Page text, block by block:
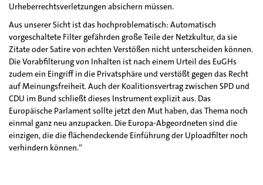
Urheberrechtsverletzungen absichern müssen.
Aus unserer Sicht ist das hochproblematisch: Automatisch
vorgeschaltete Filter gefährden große Teile der Netzkultur, da sie
Zitate oder Satire von echten Verstößen nicht unterscheiden können.
Die Vorabfilterung von Inhalten ist nach einem Urteil des EuGHs
zudem ein Eingriff in die Privatsphäre und verstößt gegen das Recht
auf Meinungsfreiheit. Auch der Koalitionsvertrag zwischen SPD und
CDU im Bund schließt dieses Instrument explizit aus. Das
Europäische Parlament sollte jetzt den Mut haben, das Thema noch
einmal ganz neu anzupacken. Die Europa-Abgeordneten sind die
einzigen, die die flächendeckende Einführung der Uploadfilter noch
verhindern können.“